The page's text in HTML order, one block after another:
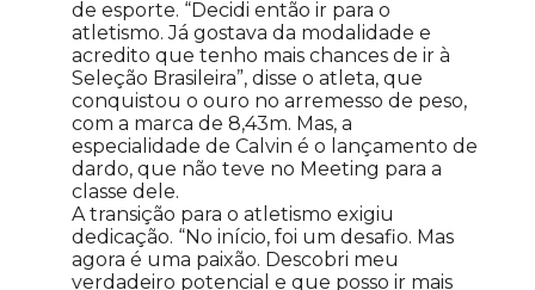
de esporte. “Decidi então ir para o
atletismo. Já gostava da modalidade e
acredito que tenho mais chances de ir à
Seleção Brasileira”, disse o atleta, que
conquistou o ouro no arremesso de peso,
com a marca de 8,43m. Mas, a
especialidade de Calvin é o lançamento de
dardo, que não teve no Meeting para a
classe dele.
A transição para o atletismo exigiu
dedicação. “No início, foi um desafio. Mas
agora é uma paixão. Descobri meu
verdadeiro potencial e que posso ir mais